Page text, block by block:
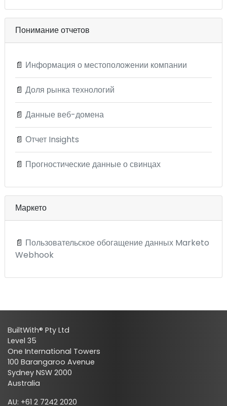
Понимание отчетов
📄 Информация о местоположении компании
📄 Доля рынка технологий
📄 Данные веб-домена
📄 Отчет Insights
📄 Прогностические данные о свинцах
Маркето
📄 Пользовательское обогащение данных Marketo
Webhook
BuiltWith® Pty Ltd
Level 35
One International Towers
100 Barangaroo Avenue
Sydney NSW 2000
Australia
AU: +61 2 7242 2020